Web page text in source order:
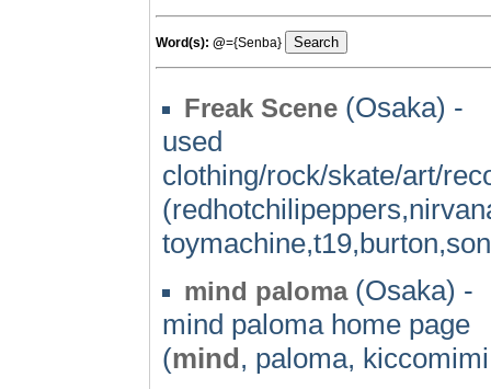
Word(s): @={Senba}
Freak Scene (Osaka) -
used
clothing/rock/skate/art/
mind paloma(Osaka) -
mind paloma home page
(mind, paloma,